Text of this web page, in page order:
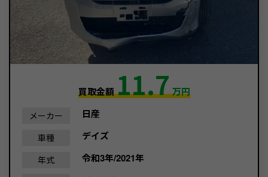
買取金額11.7万円
メーカー 日産
車種 デイズ
年式 令和3年/2021年